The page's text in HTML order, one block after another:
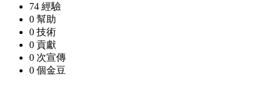
74 經驗
0 幫助
0 技術
0 貢獻
0 次宣傳
0 個金豆